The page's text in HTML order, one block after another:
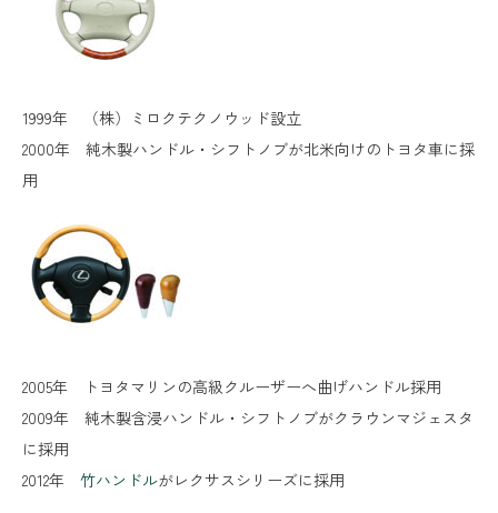
1999年 （株）ミロクテクノウッド設立
2000年 純木製ハンドル・シフトノブが北米向けのトヨタ車に採
用
2005年 トヨタマリンの高級クルーザーへ曲げハンドル採用
2009年 純木製含浸ハンドル・シフトノブがクラウンマジェスタ
に採用
2012年 竹ハンドルがレクサスシリーズに採用